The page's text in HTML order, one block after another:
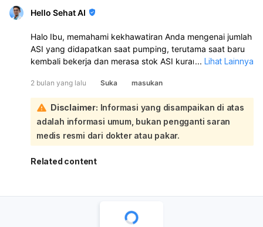
Hello Sehat AI
Halo Ibu, memahami kekhawatiran Anda mengenai jumlah
ASI yang didapatkan saat pumping, terutama saat baru
kembali bekerja dan merasa stok ASI kurang untuk
sesi pumping bisa bervariasi pada setiap ibu dan tidak
selalu mencerminkan total produksi ASI Anda, karena bayi
seringkali lebih efisien dalam mengosongkan payudara
dibandingkan pompa. Namun, jika Anda merasa 'kejar-
kejaran stok', ini memang menjadi indikasi bahwa
produksi ASI perlu ditingkatkan atau manajemen pumping
perlu disesuaikan:
Disarankan untuk memompa 2-3 kali selama jam kerja,
idealnya setiap 3 jam sekali, meniru jadwal menyusui bayi.
Misalnya, menyusui langsung sebelum berangkat kerja,
... Lihat Lainnya
2 bulan yang lalu Suka masukan
Disclaimer: Informasi yang disampaikan di atas
adalah informasi umum, bukan pengganti saran
medis resmi dari dokter atau pakar.
Related content